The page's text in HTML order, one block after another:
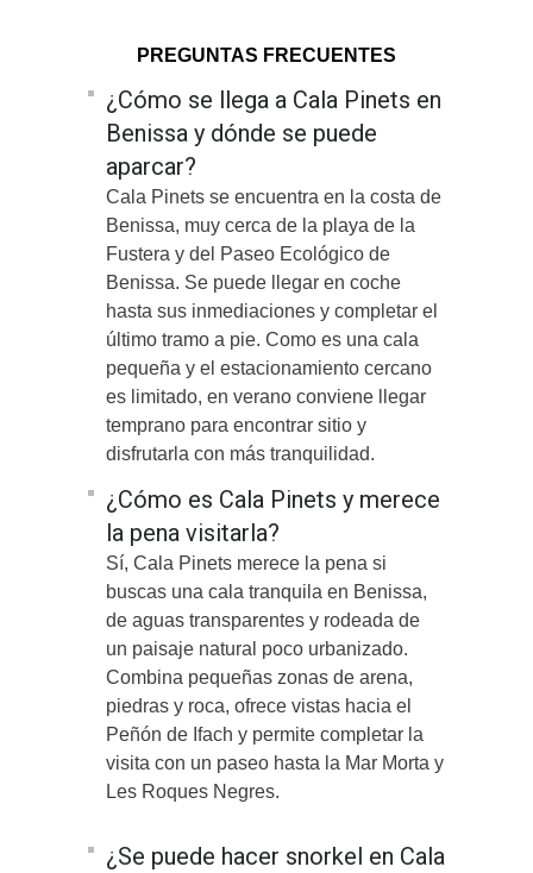
PREGUNTAS FRECUENTES
¿Cómo se llega a Cala Pinets en
Benissa y dónde se puede
aparcar?
Cala Pinets se encuentra en la costa de
Benissa, muy cerca de la playa de la
Fustera y del Paseo Ecológico de
Benissa. Se puede llegar en coche
hasta sus inmediaciones y completar el
último tramo a pie. Como es una cala
pequeña y el estacionamiento cercano
es limitado, en verano conviene llegar
temprano para encontrar sitio y
disfrutarla con más tranquilidad.
¿Cómo es Cala Pinets y merece
la pena visitarla?
Sí, Cala Pinets merece la pena si
buscas una cala tranquila en Benissa,
de aguas transparentes y rodeada de
un paisaje natural poco urbanizado.
Combina pequeñas zonas de arena,
piedras y roca, ofrece vistas hacia el
Peñón de Ifach y permite completar la
visita con un paseo hasta la Mar Morta y
Les Roques Negres.
¿Se puede hacer snorkel en Cala